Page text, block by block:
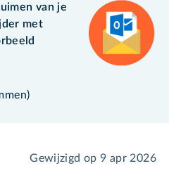
van je
met
)
Gewijzigd op 9 apr 2026